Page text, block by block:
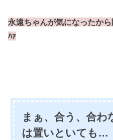
永遠ちゃんが気になったから
ﾊｧ
まぁ、合う、合
は置いといても…